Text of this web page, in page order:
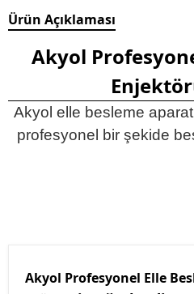
Ürün Açıklaması
Akyol
Akyol elle besleme
profesyonel bir şekide
Akyol Profesyonel Elle